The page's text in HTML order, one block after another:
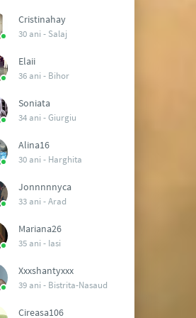
Cristinahay
30 ani - Salaj
Elaii
36 ani - Bihor
Soniata
34 ani -Giurgiu
Alina16
30 ani - Harghita
Jonnnnnyca
33 ani -Arad
Mariana26
35 ani - Iasi
Xxxshantyxxx
39 ani - Bistrita-Nasaud
Cireasa106